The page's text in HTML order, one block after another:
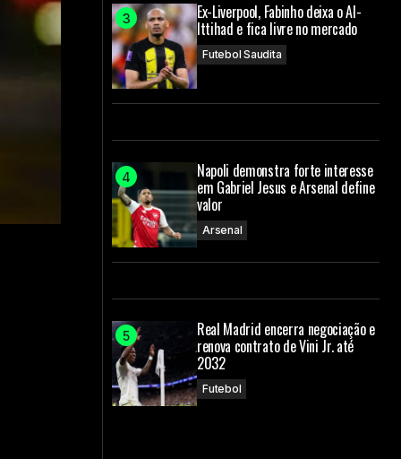
Ex-Liverpool, Fabinho deixa o Al-
Ittihad e fica livre no mercado
Futebol Saudita
Napoli demonstra forte interesse
em Gabriel Jesus e Arsenal define
valor
Arsenal
Real Madrid encerra negociação e
renova contrato de Vini Jr. até
2032
Futebol